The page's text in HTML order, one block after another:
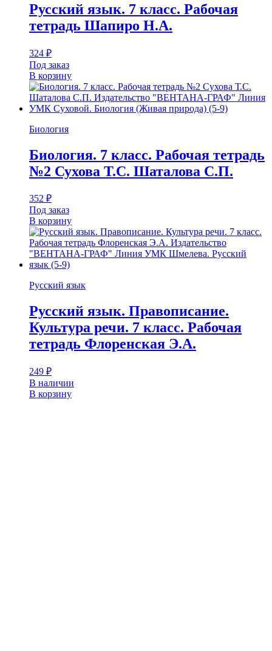
Русский язык. 7 класс. Рабочая
тетрадь Шапиро Н.А.
324 ₽
Под заказ
В корзину
Биология
Биология. 7 класс. Рабочая тетрадь
№2 Сухова Т.С. Шаталова С.П.
352 ₽
Под заказ
В корзину
Русский язык
Русский язык. Правописание.
Культура речи. 7 класс. Рабочая
тетрадь Флоренская Э.А.
249 ₽
В наличии
В корзину